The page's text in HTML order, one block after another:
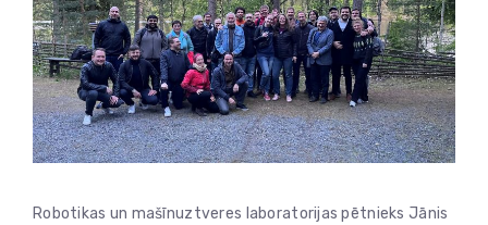
Robotikas un mašīnuztveres laboratorijas pētnieks Jānis